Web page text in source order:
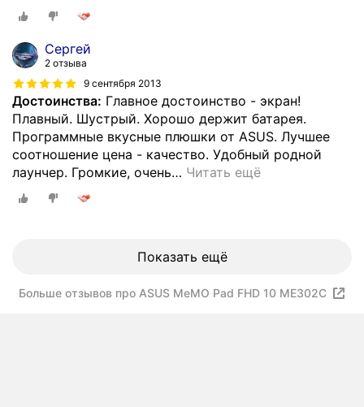
Сергей
2 отзыва
9 сентября 2013
Достоинства: Главное достоинство - экран!
Плавный. Шустрый. Хорошо держит батарея.
Программные вкусные плюшки от ASUS. Лучшее
соотношение цена - качество. Удобный родной
лаунчер. Громкие, очень… Читать ещё
Показать ещё
Больше отзывов про ASUS MeMO Pad FHD 10 ME302C